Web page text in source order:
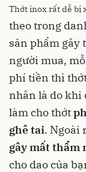
Thớt inox rất dễ bị
theo trong
sản phẩm gây
người mua,
phí tiền thì
nhân là do khi
làm cho thớt
ghê tai. Ngoài
gây mất thẩm
cho dao của